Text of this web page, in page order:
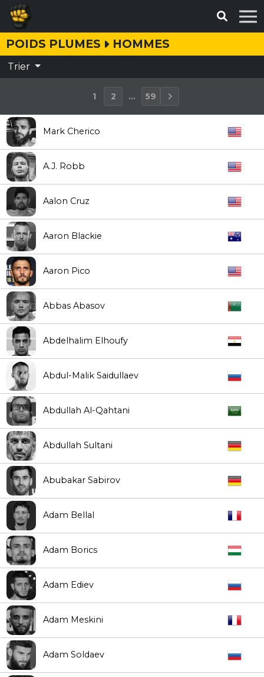
POIDS PLUMES HOMMES
Trier
1 2 ... 59
Mark Cherico
A.J. Robb
Aalon Cruz
Aaron Blackie
Aaron Pico
Abbas Abasov
Abdelhalim Elhoufy
Abdul-Malik Saidullaev
Abdullah Al-Qahtani
Abdullah Sultani
Abubakar Sabirov
Adam Bellal
Adam Borics
Adam Ediev
Adam Meskini
Adam Soldaev